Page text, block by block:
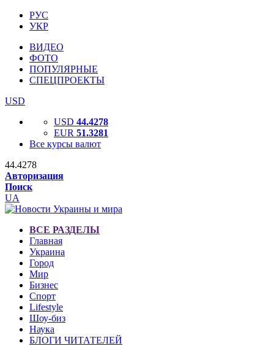
РУС
УКР
ВИДЕО
ФОТО
ПОПУЛЯРНЫЕ
СПЕЦПРОЕКТЫ
USD
USD 44.4278
EUR 51.3281
Все курсы валют
44.4278
Авторизация
Поиск
UA
ВСЕ РАЗДЕЛЫ
Главная
Украина
Город
Мир
Бизнес
Спорт
Lifestyle
Шоу-биз
Наука
БЛОГИ ЧИТАТЕЛЕЙ